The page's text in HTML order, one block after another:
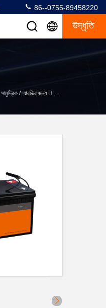
86--0755-89458220
উদ্ধৃতি
সামুদ্রিক / আরভির জন্য Huaxing 12V 200Ah LiFePO4 ব্যাটারি LiPF6 ইলেক্ট্রোলাইট